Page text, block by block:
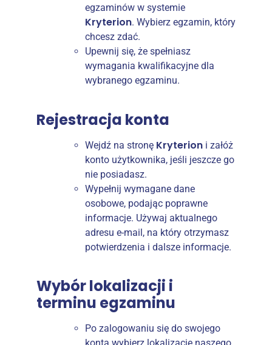
egzaminów w systemie
Kryterion. Wybierz egzamin, który
chcesz zdać.
Upewnij się, że spełniasz
wymagania kwalifikacyjne dla
wybranego egzaminu.
Rejestracja konta
Wejdź na stronę Kryterion i załóż
konto użytkownika, jeśli jeszcze go
nie posiadasz.
Wypełnij wymagane dane
osobowe, podając poprawne
informacje. Używaj aktualnego
adresu e-mail, na który otrzymasz
potwierdzenia i dalsze informacje.
Wybór lokalizacji i
terminu egzaminu
Po zalogowaniu się do swojego